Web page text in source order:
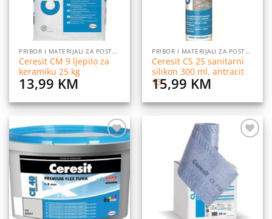
PRIBOR I MATERIJALI ZA POSTAVLJANJE PLOČICA
Ceresit CM 9 ljepilo za
keramiku 25 kg
13,99 KM
PRIBOR I MATERIJALI ZA POSTAVLJANJE PLOČICA
Ceresit CS 25 sanitarni
silikon 300 ml, antracit
13
15,99 KM
Dodaj
na
listu
želja